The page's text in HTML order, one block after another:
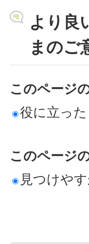
より良
まのご
このページ
役に立った
このページ
見つけや